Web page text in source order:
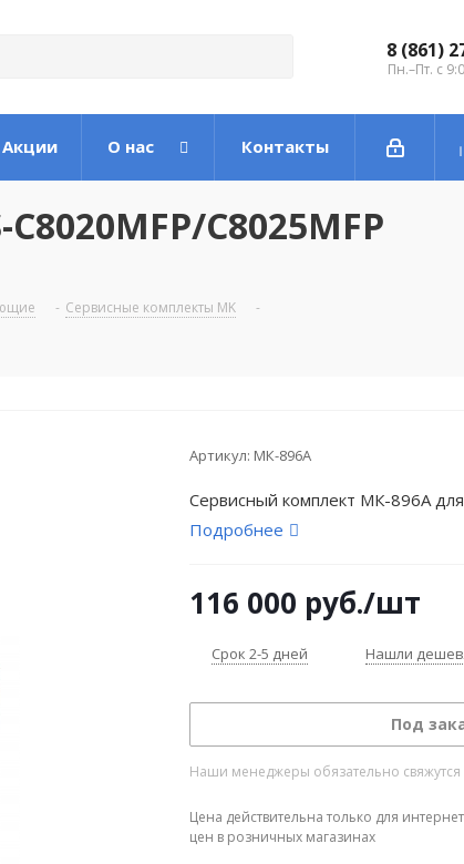
8 (861)
Пн.–Пт. с
Акции О нас Контакты
C8025MFP
- Сервисные комплекты MK
-
Артикул: МК-896A
Сервисный комплект МК-896A для
Подробнее
116 000 руб./шт
Срок 2-5 дней Нашли
Под
Наши менеджеры обязательно свяжутся
Цена действительна только для
цен в розничных магазинах